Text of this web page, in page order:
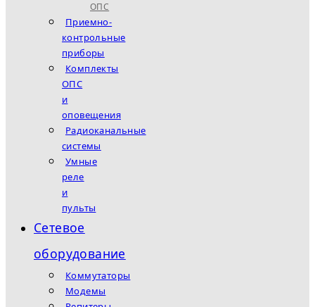
ОПС
Приемно-
контрольные
приборы
Комплекты
ОПС
и
оповещения
Радиоканальные
системы
Умные
реле
и
пульты
Сетевое
оборудование
Коммутаторы
Модемы